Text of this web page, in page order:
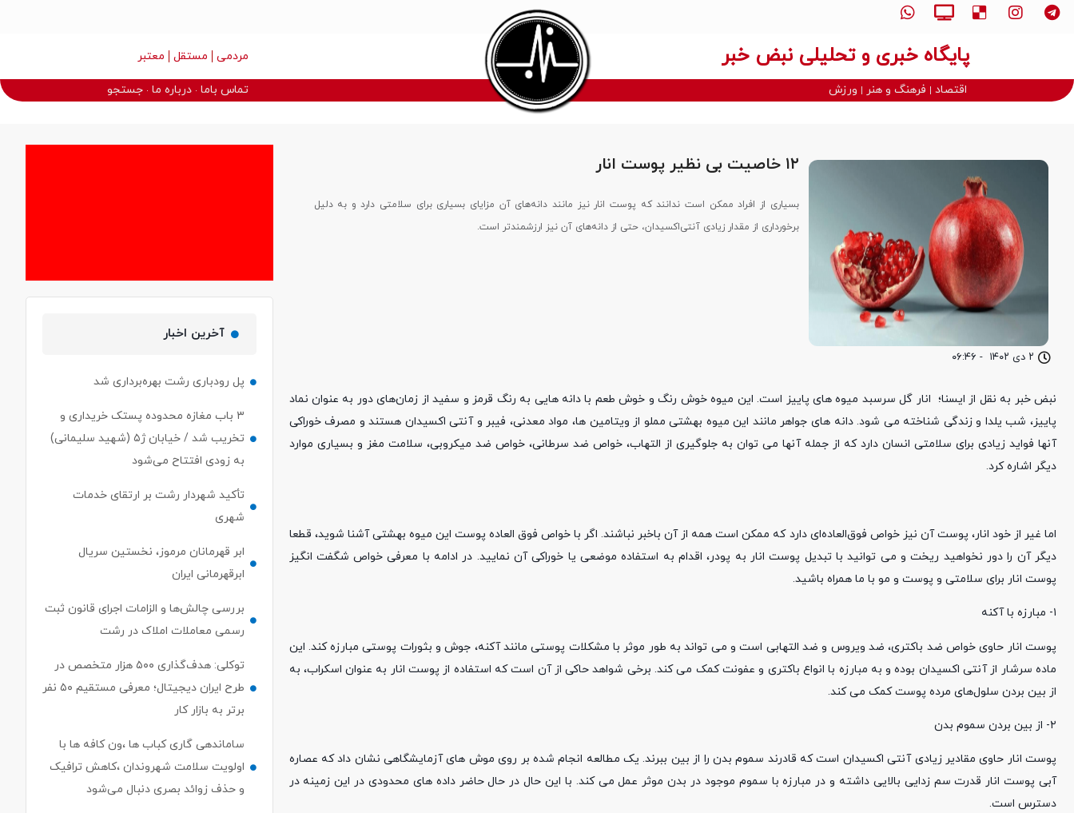
پایگاه خبری و تحلیلی نبض خبر مردمی مستقل معتبر
اقتصاد فرهنگ و هنر ورزش تماس باما درباره ما جستجو
۲ دی ۱۴۰۲ - ۰۶:۴۶
۱۲ خاصیت بی نظیر پوست انار
بسیاری از افراد ممکن است ندانند که پوست انار نیز مانند دانه‌های آن مزایای بسیاری برای سلامتی دارد و به دلیل
برخورداری از مقدار زیادی آنتی‌اکسیدان، حتی از دانه‌های آن نیز ارزشمندتر است.
نبض خبر به نقل از ایسنا؛ انار گل سرسبد میوه های پاییز است. این میوه خوش رنگ و خوش طعم با دانه هایی به رنگ قرمز و سفید از زمان‌های دور به عنوان نماد
پاییز، شب یلدا و زندگی شناخته می شود. دانه های جواهر مانند این میوه بهشتی مملو از ویتامین ها، مواد معدنی، فیبر و آنتی اکسیدان هستند و مصرف خوراکی
آنها فواید زیادی برای سلامتی انسان دارد که از جمله آنها می توان به جلوگیری از التهاب، خواص ضد سرطانی، خواص ضد میکروبی، سلامت مغز و بسیاری موارد
دیگر اشاره کرد.
اما غیر از خود انار، پوست آن نیز خواص فوق‌العاده‌ای دارد که ممکن است همه از آن باخبر نباشند. اگر با خواص فوق العاده پوست این میوه بهشتی آشنا شوید، قطعا
دیگر آن را دور نخواهید ریخت و می توانید با تبدیل پوست انار به پودر، اقدام به استفاده موضعی یا خوراکی آن نمایید. در ادامه با معرفی خواص شگفت انگیز
پوست انار برای سلامتی و پوست و مو با ما همراه باشید.
۱- مبارزه با آکنه
پوست انار حاوی خواص ضد باکتری، ضد ویروس و ضد التهابی است و می تواند به طور موثر با مشکلات پوستی مانند آکنه، جوش و بثورات پوستی مبارزه کند. این
ماده سرشار از آنتی اکسیدان بوده و به مبارزه با انواع باکتری و عفونت کمک می کند. برخی شواهد حاکی از آن است که استفاده از پوست انار به عنوان اسکراب، به
از بین بردن سلول‌های مرده پوست کمک می کند.
۲- از بین بردن سموم بدن
پوست انار حاوی مقادیر زیادی آنتی اکسیدان است که قادرند سموم بدن را از بین ببرند. یک مطالعه انجام شده بر روی موش های آزمایشگاهی نشان داد که عصاره
آبی پوست انار قدرت سم زدایی بالایی داشته و در مبارزه با سموم موجود در بدن موثر عمل می کند. با این حال در حال حاضر داده های محدودی در این زمینه در
دسترس است.
آخرین اخبار
پل رودباری رشت بهره‌برداری شد
۳ باب مغازه محدوده پستک خریداری و
تخریب شد / خیابان ژ۵ (شهید سلیمانی)
به زودی افتتاح می‌شود
تأکید شهردار رشت بر ارتقای خدمات
شهری
ابر قهرمانان مرموز، نخستین سریال
ابرقهرمانی ایران
بررسی چالش‌ها و الزامات اجرای قانون ثبت
رسمی معاملات املاک در رشت
توکلی: هدف‌گذاری ۵۰۰ هزار متخصص در
طرح ایران دیجیتال؛ معرفی مستقیم ۵۰ نفر
برتر به بازار کار
ساماندهی گاری کباب ها ،ون کافه ها با
اولویت سلامت شهروندان ،کاهش ترافیک
و حذف زوائد بصری دنبال می‌شود